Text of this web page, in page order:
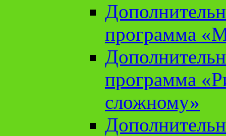
программа
программа
сложному»